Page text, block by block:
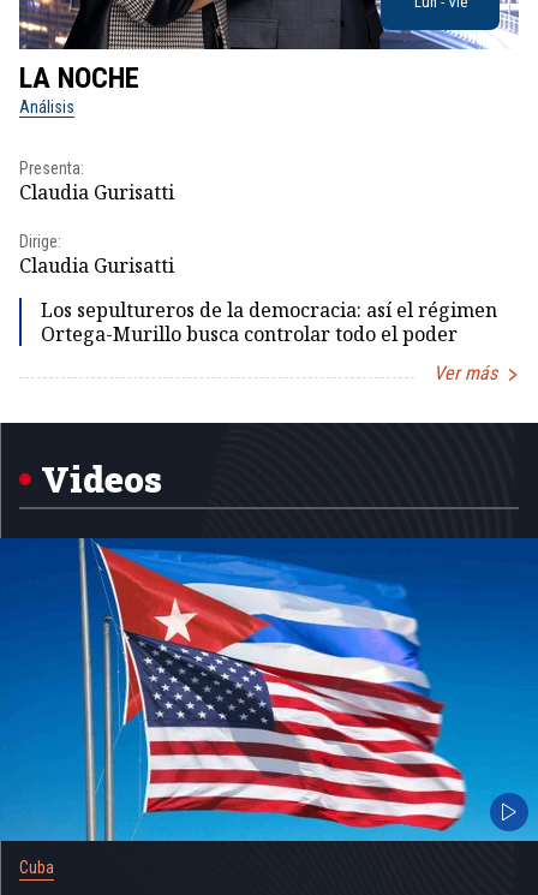
LA NOCHE
Análisis
Presenta:
Claudia Gurisatti
Dirige:
Claudia Gurisatti
Los sepultureros de la democracia: así el régimen
Ortega-Murillo busca controlar todo el poder
Ver más
1
Videos
Cuba